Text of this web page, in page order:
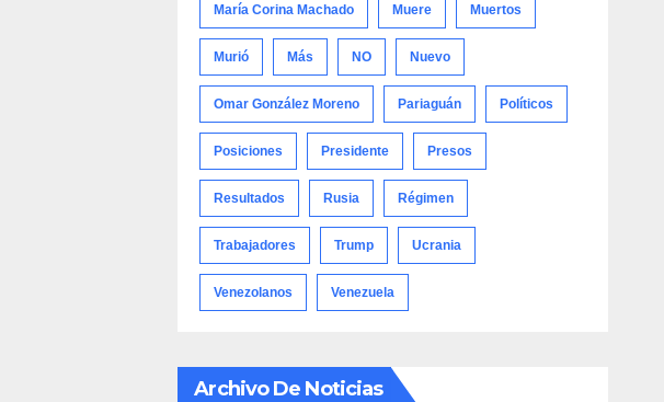
María Corina Machado Muere Muertos
Murió Más NO Nuevo
Omar González Moreno Pariaguán Políticos
Posiciones Presidente Presos
Resultados Rusia Régimen
Trabajadores Trump Ucrania
Venezolanos Venezuela
Archivo De Noticias